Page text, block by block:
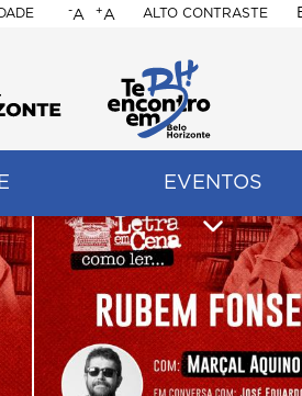
-A +A ALTO CONTRASTE
EVENTOS